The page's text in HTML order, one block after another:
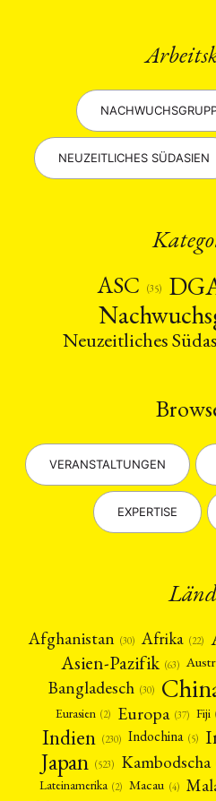
NEUZEITLICHES SÜDASIEN
ASC
(35)
Neuzeitliches
VERANSTALTUNGEN
EXPERTISE
Afghanistan (30) Afrika (22)
Asien-Pazifik (63)
Bangladesch (30)
Eurasien (2) Europa (37) Fiji
Indien (230) Indochina (5)
Japan (523) Kambodscha
Lateinamerika (2) Macau (4)